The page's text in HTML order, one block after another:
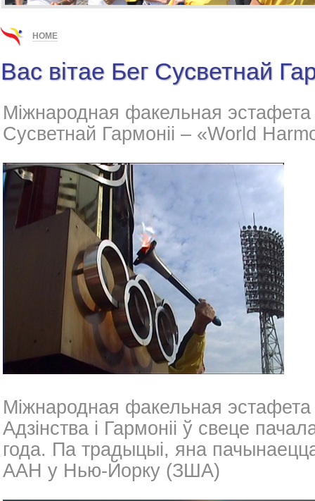
HOME
Вас вітае Бег Сусветнай
Міжнародная факельная
Сусветнай Гармоніі – «World
Міжнародная факельная эстафета
Адзінства і Гармоніі ў свеце
года. Па традыцыі, яна
ААН у Нью-Йорку (ЗША)